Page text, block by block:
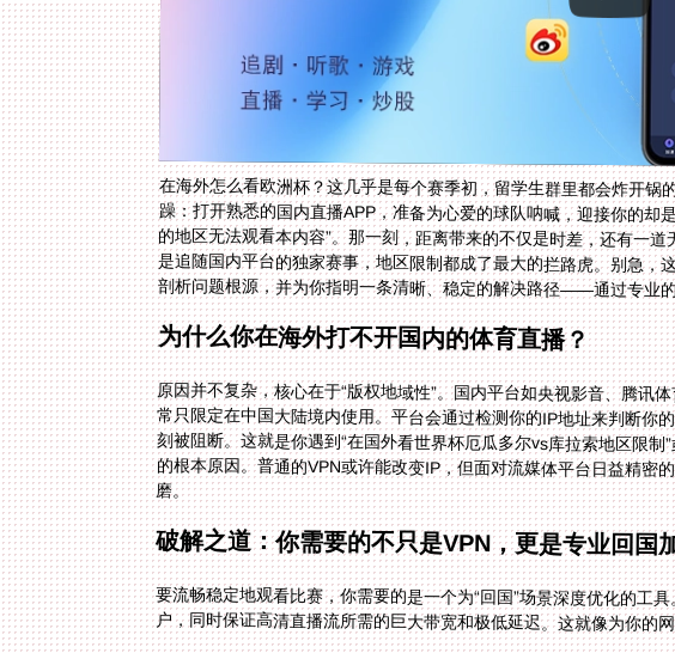
在海外怎么看欧洲杯？这几乎是每个赛季初，留学生群里都会炸开锅
躁：打开熟悉的国内直播APP，准备为心爱的球队呐喊，迎接你的
的地区无法观看本内容”。那一刻，距离带来的不仅是时差，还有一
是追随国内平台的独家赛事，地区限制都成了最大的拦路虎。别急，
剖析问题根源，并为你指明一条清晰、稳定的解决路径——通过专业
为什么你在海外打不开国内的体育直播？
原因并不复杂，核心在于“版权地域性”。国内平台如央视影音、腾讯
常只限定在中国大陆境内使用。平台会通过检测你的IP地址来判断你
刻被阻断。这就是你遇到“在国外看世界杯厄瓜多尔vs库拉索地区限制”
磨。
破解之道：你需要的不只是VPN，更是专业回国
要流畅稳定地观看比赛，你需要的是一个为“回国”场景深度优化的工
户，同时保证高清直播流所需的巨大带宽和极低延迟。这就像为你的